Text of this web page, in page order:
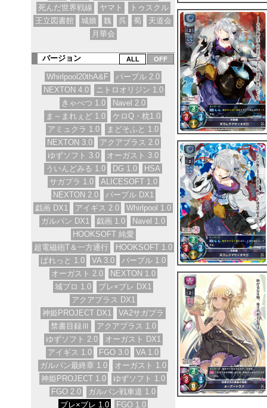
死んだ世界戦線
ヤマト
トゥスクル
王立図書館
城娘 魏 呉 蜀
天道会
月華会
バージョン
Whirlpool20thA&F
パープル 2.0
NEXTON 4.0
ニトロオリジン 1.0
きゃべつ 1.0
Navel 2.0
ま～まれぇど 1.0
ケロQ・枕1.0
アミュクラ 1.0
まどそふと 1.0
NEXTON 3.0
アクアプラス 2.0
ゆずソフト 3.0
オーガスト 3.0
ういんどみる 1.0
DG 1.0
HSA
サガプラ 1.0
ALICESOFT 1.0
NEXTON 2.0
パープル DX1
戯画 DX1
アイギス 2.0
Whirlpool 1.0
ガルパン DX1
戯画 1.0
Navel 1.0
HOOKSOFT 純愛
超電磁砲T＆一方通行
HOOKSOFT 1.0
ぱれっと 1.0
VA 3.0
パープル 1.0
オーガスト 2.0
NEXTON 1.0
城プロ 1.0
ブレ×ブレ DX1
アクアプラス DX1
神姫PROJECT DX1
VA2サガプラ
禁書目録Ⅲ
アクアプラス 1.0
ゆずソフト 2.0
オーガスト DX1
アイギス 1.0
FGO 3.0
VA 1.0
ガルパン最終章 1.0
オーガスト 1.0
神姫PROJECT 1.0
ゆずソフト 1.0
FGO 2.0
ガルパン戦車道 1.0
ブレ×ブレ 1.0
FGO 1.0